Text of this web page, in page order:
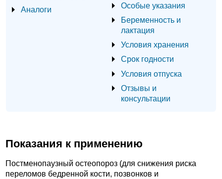
Аналоги
Особые указания
Беременность и
лактация
Условия хранения
Срок годности
Условия отпуска
Отзывы и
консультации
Показания к применению
Постменопаузный остеопороз (для снижения риска
переломов бедренной кости, позвонков и